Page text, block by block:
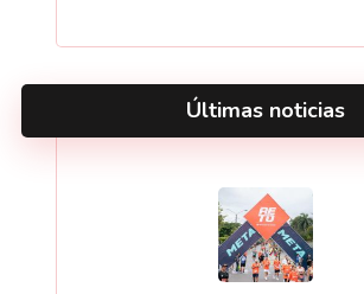
Últimas noticias